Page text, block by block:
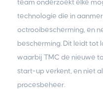
team onderzoekt elke
technologie die in
octrooibescherming, en
bescherming. Dit leidt tot
waarbij TMC de nieuwe
start-up verkent, en niet
procesbeheer.